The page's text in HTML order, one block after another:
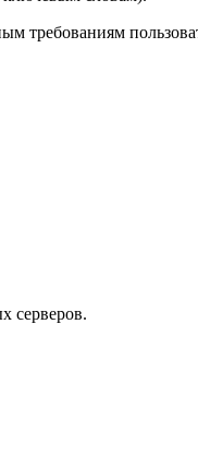
требованиям
серверов.